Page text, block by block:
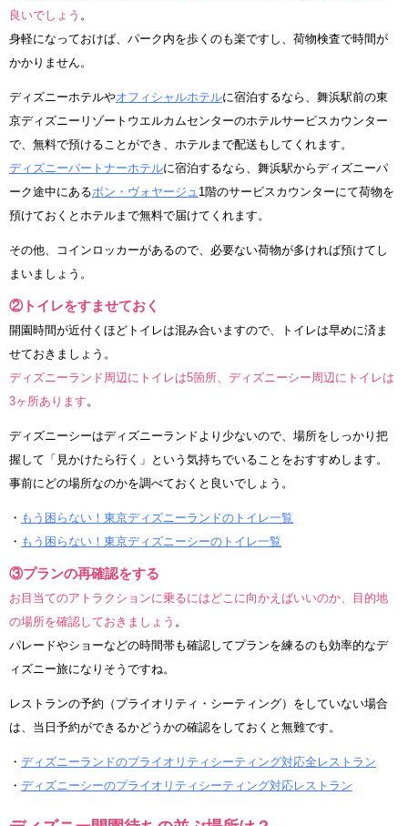
良いでしょう 。
身軽になっておけば、パーク内を歩くのも楽ですし、荷物検査で時間が
かかりません。
ディズニーホテルやオフィシャルホテルに宿泊するなら、舞浜駅前の東
京ディズニーリゾートウエルカムセンターのホテルサービスカウンター
で、無料で預けることができ、ホテルまで配送もしてくれます。
ディズニーパートナーホテルに宿泊するなら、舞浜駅からディズニーパ
ーク途中にあるボン・ヴォヤージュ 1階のサービスカウンターにて荷物を
預けておくとホテルまで無料で届けてくれます。
その他、コインロッカーがあるので、必要ない荷物が多ければ預けてし
まいましょう。
②トイレをすませておく
開園時間が近付くほどトイレは混み合いますので、トイレは早めに済ま
せておきましょう。
ディズニーランド周辺にトイレは5箇所、ディズニーシー周辺にトイレは
3ヶ所あります 。
ディズニーシーはディズニーランドより少ないので、場所をしっかり把
握して「見かけたら行く」という気持ちでいることをおすすめします。
事前にどの場所なのかを調べておくと良いでしょう。
・ もう困らない！東京ディズニーランドのトイレ一覧
・ もう困らない！東京ディズニーシーのトイレ一覧
③プランの再確認をする
お目当てのアトラクションに乗るにはどこに向かえばいいのか、目的地
の場所を確認しておきましょう 。
パレードやショーなどの時間帯も確認してプランを練るのも効率的なデ
ィズニー旅になりそうですね。
レストランの予約（プライオリティ・シーティング）をしていない場合
は、当日予約ができるかどうかの確認をしておくと無難です。
・ ディズニーランドのプライオリティシーティング対応全レストラン
・ ディズニーシーのプライオリティシーティング対応レストラン